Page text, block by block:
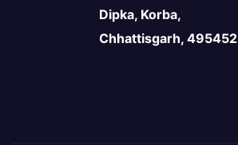
Dipka, Korba,
Chhattisgarh, 495452